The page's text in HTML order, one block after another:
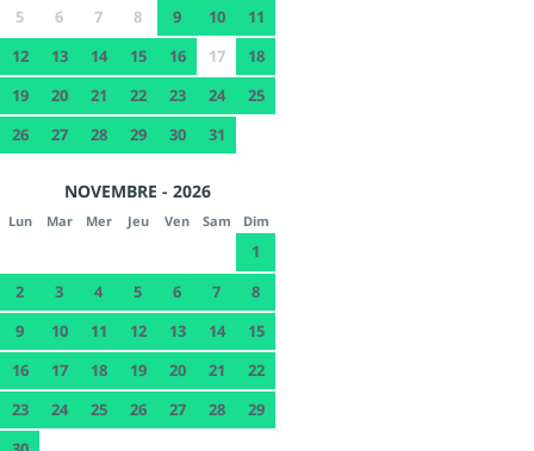
5
6 7 8 9 10
11
12
13 14 15 16 17
18
19
20 21 22 23 24
25
26
27 28 29 30 31
NOVEMBRE - 2026
Lun Mar Mer Jeu Ven Sam Dim
1
2
3 4 5 6 7
8
9
10 11 12 13 14
15
16
17 18 19 20 21
22
23
24 25 26 27 28
29